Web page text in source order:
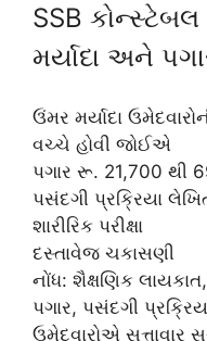
SSB
મર્યાદા અને
ઉંમર મર્યાદા
વચ્ચે હોવી જોઈએ
પગાર રૂ. 21,700 થી
પસંદગી પ્રક્રિયા લેખિત
શારીરિક પરીક્ષા
દસ્તાવેજ ચકાસણી
નોંધ: શૈક્ષણિક
પગાર, પસંદગી
ઉમેદવારોએ સત્તાવાર